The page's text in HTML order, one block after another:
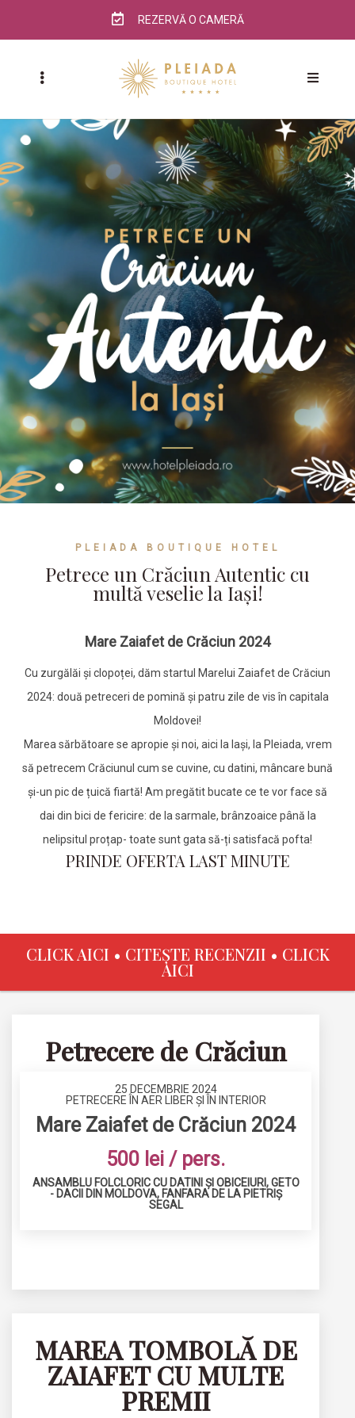
REZERVĂ O CAMERĂ
PLEIADA BOUTIQUE HOTEL
Petrece un Crăciun Autentic cu
multă veselie la Iași!
Mare Zaiafet de Crăciun 2024
Cu zurgălăi și clopoței, dăm startul Marelui Zaiafet de Crăciun
2024: două petreceri de pomină și patru zile de vis în capitala
Moldovei!
Marea sărbătoare se apropie și noi, aici la Iași, la Pleiada, vrem
să petrecem Crăciunul cum se cuvine, cu datini, mâncare bună
și-un pic de țuică fiartă! Am pregătit bucate ce te vor face să
dai din bici de fericire: de la sarmale, brânzoaice până la
nelipsitul proțap- toate sunt gata să-ți satisfacă pofta!
PRINDE OFERTA LAST MINUTE
CLICK AICI • CITEȘTE RECENZII • CLICK
AICI
Petrecere de Crăciun
25 DECEMBRIE 2024
PETRECERE ÎN AER LIBER ȘI ÎN INTERIOR
Mare Zaiafet de Crăciun 2024
500 lei / pers.
ANSAMBLU FOLCLORIC CU DATINI ȘI OBICEIURI, GETO
- DACII DIN MOLDOVA, FANFARA DE LA PIETRIȘ
SEGAL
MAREA TOMBOLĂ DE
ZAIAFET CU MULTE
PREMII